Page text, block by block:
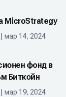
MicroStrategy
| мар 14, 2024
фонд в
Биткойн
| мар 19, 2024